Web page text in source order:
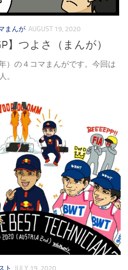
まんが AUGUST 19, 2020
】つよさ（まんが）
）の４コマまんがです。今回は
。
ト JULY 19, 2020